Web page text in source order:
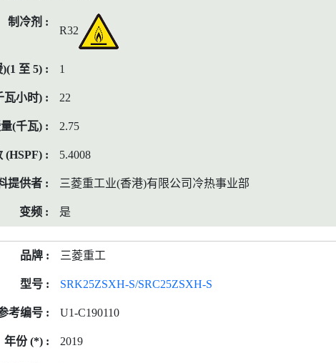
R32
1
22
2.75
5.4008
三菱重工业(香港)有限公司冷热事业部
是
三菱重工
SRK25ZSXH-S/SRC25ZSXH-S
U1-C190110
2019